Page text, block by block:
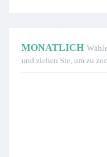
MONATLICH
und ziehen Sie, um zu